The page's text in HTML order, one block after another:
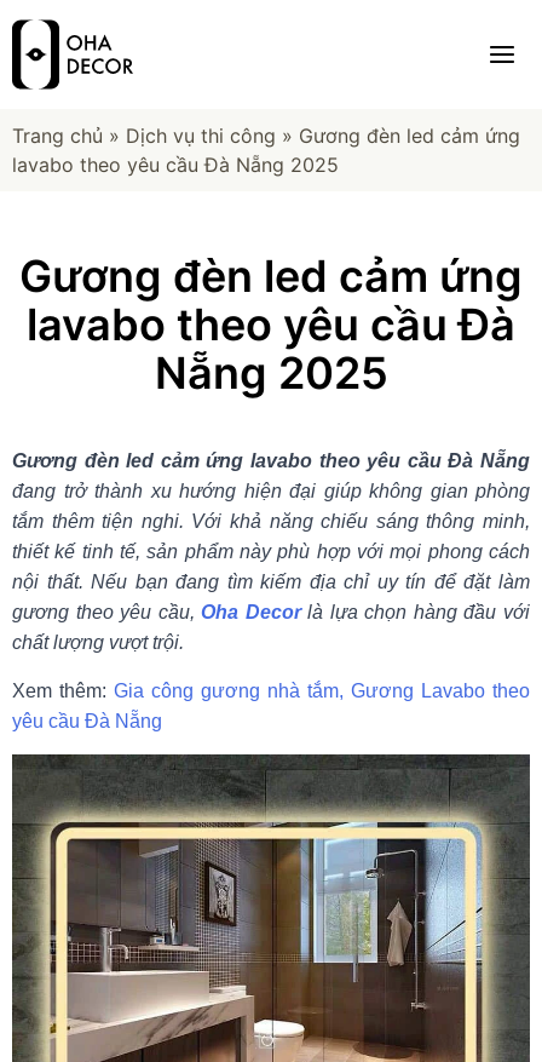
Trang chủ » Dịch vụ thi công » Gương đèn led cảm ứng
lavabo theo yêu cầu Đà Nẵng 2025
Gương đèn led cảm ứng
lavabo theo yêu cầu Đà
Nẵng 2025
Gương đèn led cảm ứng lavabo theo yêu cầu Đà Nẵng
đang trở thành xu hướng hiện đại giúp không gian phòng
tắm thêm tiện nghi. Với khả năng chiếu sáng thông minh,
thiết kế tinh tế, sản phẩm này phù hợp với mọi phong cách
nội thất. Nếu bạn đang tìm kiếm địa chỉ uy tín để đặt làm
gương theo yêu cầu,Oha Decorlà lựa chọn hàng đầu với
chất lượng vượt trội.
Xem thêm: Gia công gương nhà tắm, Gương Lavabo theo
yêu cầu Đà Nẵng